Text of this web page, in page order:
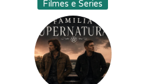
acontecer, a gente continue
sendo essa turma unida.
Filmes e Series